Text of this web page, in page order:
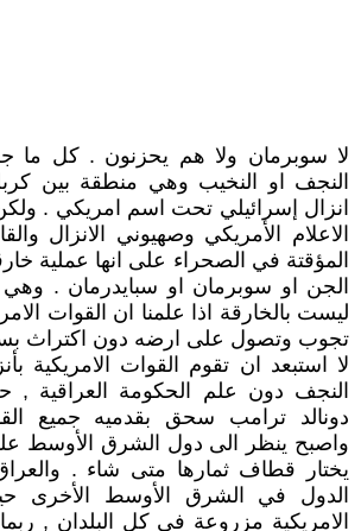
لا سوبرمان ولا هم يحزنون . كل
النجف او النخيب وهي منطقة بين
انزال إسرائيلي تحت اسم امريكي . ولكن
الاعلام الأمريكي وصهيوني الانزال
المؤقتة في الصحراء على انها عملية
الجن او سوبرمان او سبايدرمان . وهي
ليست بالخارقة اذا علمنا ان القوات
تجوب وتصول على ارضه دون اكتراث
لا استبعد ان تقوم القوات الامريكية
النجف دون علم الحكومة العراقية ,
دونالد ترامب سحق بقدميه جميع
واصبح ينظر الى دول الشرق الأوسط
يختار قطاف ثمارها متى شاء .
الدول في الشرق الأوسط الأخرى
الامريكية مزروعة في كل البلدان ,